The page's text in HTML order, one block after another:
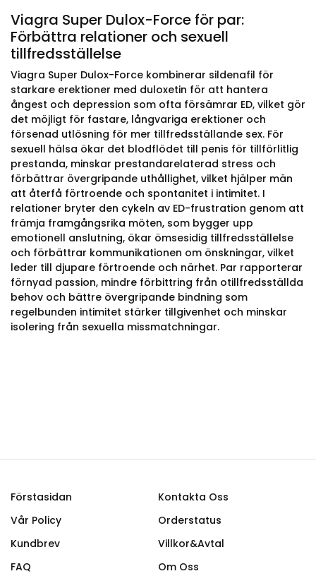
Viagra Super Dulox-Force för par:
Förbättra relationer och sexuell
tillfredsställelse
Viagra Super Dulox-Force kombinerar sildenafil för
starkare erektioner med duloxetin för att hantera
ångest och depression som ofta försämrar ED, vilket gör
det möjligt för fastare, långvariga erektioner och
försenad utlösning för mer tillfredsställande sex. För
sexuell hälsa ökar det blodflödet till penis för tillförlitlig
prestanda, minskar prestandarelaterad stress och
förbättrar övergripande uthållighet, vilket hjälper män
att återfå förtroende och spontanitet i intimitet. I
relationer bryter den cykeln av ED-frustration genom att
främja framgångsrika möten, som bygger upp
emotionell anslutning, ökar ömsesidig tillfredsställelse
och förbättrar kommunikationen om önskningar, vilket
leder till djupare förtroende och närhet. Par rapporterar
förnyad passion, mindre förbittring från otillfredsställda
behov och bättre övergripande bindning som
regelbunden intimitet stärker tillgivenhet och minskar
isolering från sexuella missmatchningar.
Förstasidan
Kontakta Oss
Vår Policy
Orderstatus
Kundbrev
Villkor&Avtal
FAQ
Om Oss